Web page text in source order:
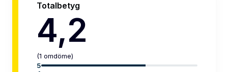
Totalbetyg
4,2
(1 omdöme)
5